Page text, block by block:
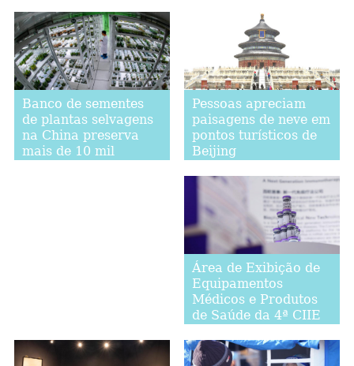
Banco de sementes
de plantas selvagens
na China preserva
mais de 10 mil
Pessoas apreciam
paisagens de neve em
pontos turísticos de
Beijing
Área de Exibição de
Equipamentos
Médicos e Produtos
de Saúde da 4ª CIIE